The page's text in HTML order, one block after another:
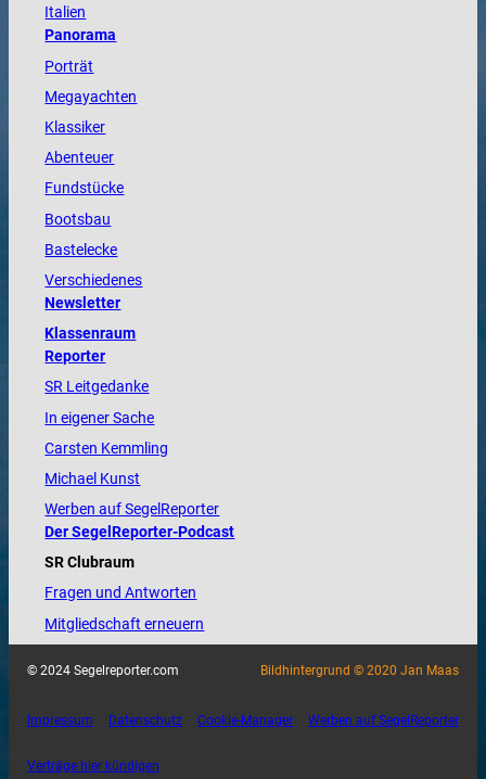
Italien
Panorama
Porträt
Megayachten
Klassiker
Abenteuer
Fundstücke
Bootsbau
Bastelecke
Verschiedenes
Newsletter
Klassenraum
Reporter
SR Leitgedanke
In eigener Sache
Carsten Kemmling
Michael Kunst
Werben auf SegelReporter
Der SegelReporter-Podcast
SR Clubraum
Fragen und Antworten
Mitgliedschaft erneuern
© 2024 Segelreporter.com Bildhintergrund © 2020 Jan Maas
Impressum Datenschutz Cookie-Manager Werben auf SegelReporter
Verträge hier kündigen